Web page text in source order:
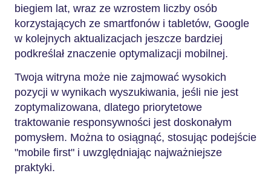
biegiem lat, wraz ze wzrostem liczby osób
korzystających ze smartfonów i tabletów, Google
w kolejnych aktualizacjach jeszcze bardziej
podkreślał znaczenie optymalizacji mobilnej.
Twoja witryna może nie zajmować wysokich
pozycji w wynikach wyszukiwania, jeśli nie jest
zoptymalizowana, dlatego priorytetowe
traktowanie responsywności jest doskonałym
pomysłem. Można to osiągnąć, stosując podejście
"mobile first" i uwzględniając najważniejsze
praktyki.